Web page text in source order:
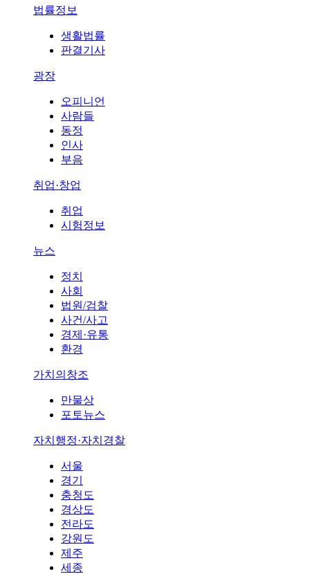
법률정보
생활법률
판결기사
광장
오피니언
사람들
동정
인사
부음
취업·창업
취업
시험정보
뉴스
정치
사회
법원/검찰
사건/사고
경제·유통
환경
가치의창조
만물상
포토뉴스
자치행정·자치경찰
서울
경기
충청도
경상도
전라도
강원도
제주
세종